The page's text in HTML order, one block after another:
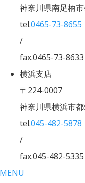
神奈川県南足柄
tel.0465-73-8655
/
fax.0465-73-8633
横浜支店
〒224-0007
神奈川県横浜市
tel.045-482-5878
/
fax.045-482-5335
MENU